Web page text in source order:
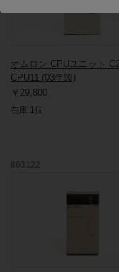
オムロン CPUユニット
CPU11 (03年製)
￥29,800
在庫 1個